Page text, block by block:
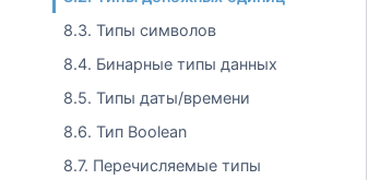
8.3. Типы символов
8.4. Бинарные типы данных
8.5. Типы даты/времени
8.6. Тип Boolean
8.7. Перечисляемые типы